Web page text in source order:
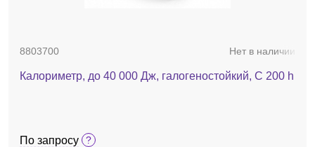
8803700 Нет в наличии
Калориметр, до 40 000 Дж, галогеностойкий, C 200 h
По запросу